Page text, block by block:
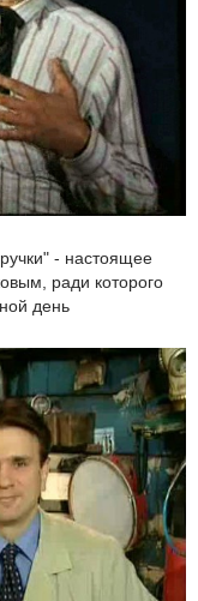
- настоящее
ради которого
день